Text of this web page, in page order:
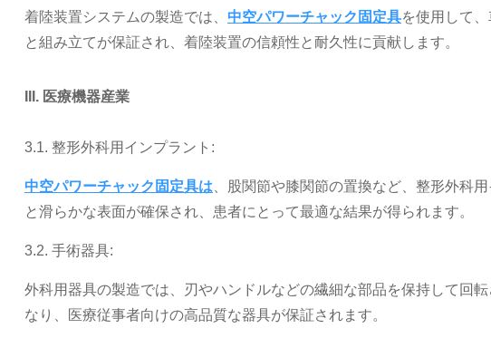
着陸装置システムの製造では、 中空パワーチャック固定具を使用して
と組み立てが保証され、着陸装置の信頼性と耐久性に貢献します。
III. 医療機器産業
3.1. 整形外科用インプラント:
中空パワーチャック固定具は 、股関節や膝関節の置換など、整形外科
と滑らかな表面が確保され、患者にとって最適な結果が得られます。
3.2. 手術器具:
外科用器具の製造では、刃やハンドルなどの繊細な部品を保持して回
なり、医療従事者向けの高品質な器具が保証されます。